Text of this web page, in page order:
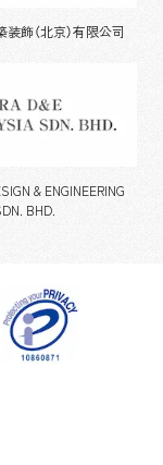
飾（北京）有限公司
& ENGINEERING
BHD.